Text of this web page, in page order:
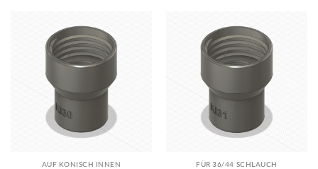
AUF KONISCH INNEN FÜR 36/44 SCHLAUCH